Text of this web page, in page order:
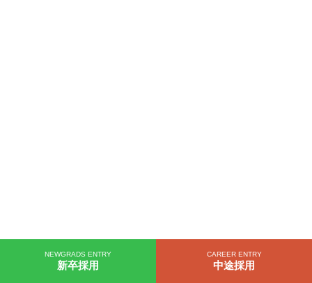
NEWGRADS ENTRY
新卒採用
CAREER ENTRY
中途採用